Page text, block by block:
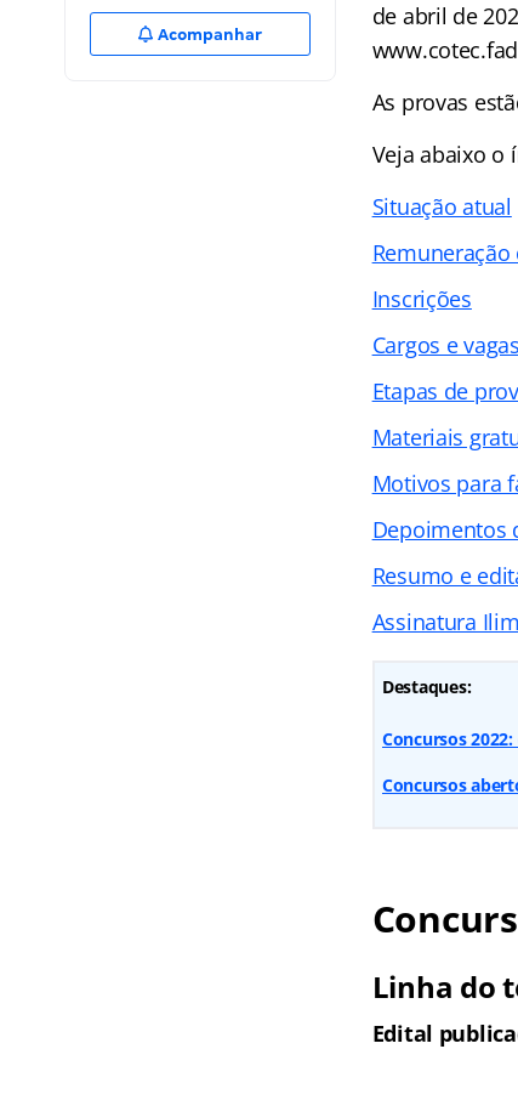
Acompanhar
de abril de
As provas
Veja abaixo o
Situação atual
Inscrições
Cargos e vagas
Etapas de
Materiais
Motivos para
Depoimentos
Resumo e
Assinatura
Destaques:
Concursos
Concursos
Linha do
Edital